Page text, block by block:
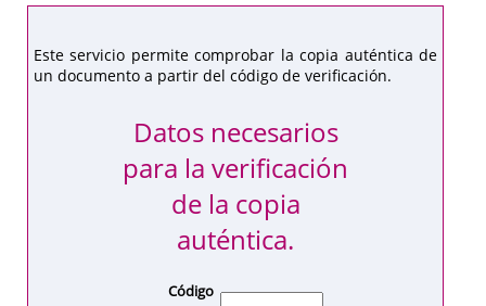
Este servicio permite comprobar la copia auténtica de
un documento a partir del código de verificación.
Datos necesarios
para la verificación
de la copia
auténtica.
Código